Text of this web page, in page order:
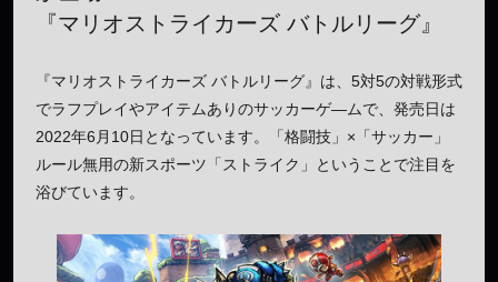
『マリオストライカーズ バトルリーグ』
『マリオストライカーズ バトルリーグ』は、5対5の対戦形式
でラフプレイやアイテムありのサッカーゲ―ムで、発売日は
2022年6月10日となっています。「格闘技」×「サッカー」
ルール無用の新スポーツ「ストライク」ということで注目を
浴びています。